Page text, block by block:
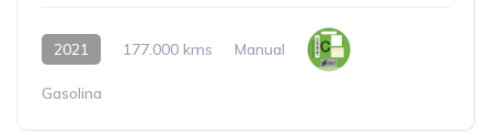
2021 177.000 kms Manual
Gasolina